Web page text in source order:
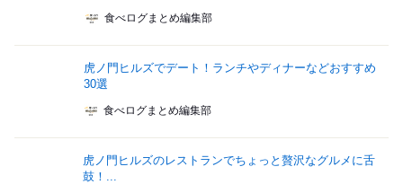
食べログまとめ編集部
虎ノ門ヒルズでデート！ランチやディナーなどおすすめ
30選
食べログまとめ編集部
虎ノ門ヒルズのレストランでちょっと贅沢なグルメに舌
鼓！...